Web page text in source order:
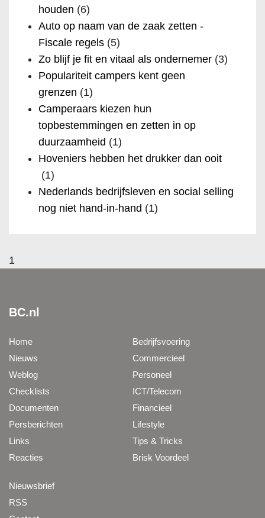
houden (6)
Auto op naam van de zaak zetten -
Fiscale regels (5)
Zo blijf je fit en vitaal als ondernemer (3)
Populariteit campers kent geen
grenzen (1)
Camperaars kiezen hun
topbestemmingen en zetten in op
duurzaamheid (1)
Hoveniers hebben het drukker dan ooit
(1)
Nederlands bedrijfsleven en social selling
nog niet hand-in-hand (1)
1
BC.nl
Home
Nieuws
Weblog
Checklists
Documenten
Persberichten
Links
Reacties
Bedrijfsvoering
Commercieel
Personeel
ICT/Telecom
Financieel
Lifestyle
Tips & Tricks
Brisk Voordeel
Nieuwsbrief
RSS